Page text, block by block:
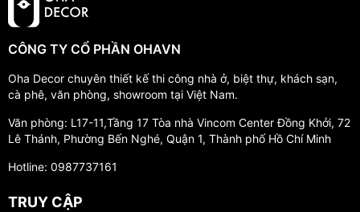
CÔNG TY CỔ PHẦN OHAVN
Oha Decor chuyên thiết kế thi công nhà ở, biệt thự, khách sạn,
cà phê, văn phòng, showroom tại Việt Nam.
Văn phòng: L17-11,Tầng 17 Tòa nhà Vincom Center Đồng Khởi, 72
Lê Thánh, Phường Bến Nghé, Quận 1, Thành phố Hồ Chí Minh
Hotline: 0987737161
TRUY CẬP